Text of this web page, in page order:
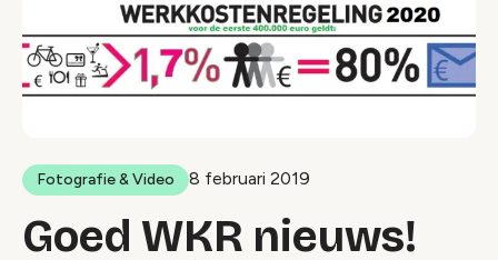
Fotografie & Video 8 februari 2019
Goed WKR nieuws!